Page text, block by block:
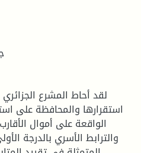
لقد أحاط المشرع
استقرارها والمحافظة على
الواقعة على أموال
والترابط الأسري بالدرجة